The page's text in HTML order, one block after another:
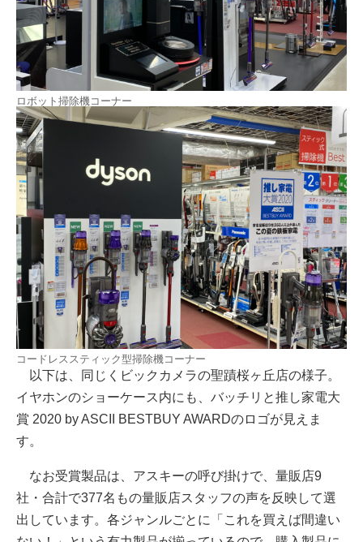
ロボット掃除機コーナー
コードレススティック型掃除機コーナー
以下は、同じくビックカメラの聖蹟桜ヶ丘店の様子。
イヤホンのショーケース内にも、バッチリと推し家電大
賞 2020 by ASCII BESTBUY AWARDのロゴが見えま
す。
なお受賞製品は、アスキーの呼び掛けで、量販店9
社・合計で377名もの量販店スタッフの声を反映して選
出しています。各ジャンルごとに「これを買えば間違い